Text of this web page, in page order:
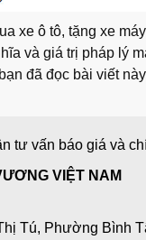
xe ô tô, tặng xe
và giá trị pháp lý
đã đọc bài viết
tư vấn báo giá và
VIỆT NAM
Tú, Phường Bình